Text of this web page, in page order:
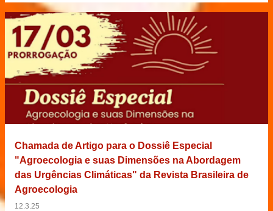
Chamada de Artigo para o Dossiê Especial
"Agroecologia e suas Dimensões na Abordagem
das Urgências Climáticas" da Revista Brasileira de
Agroecologia
12.3.25